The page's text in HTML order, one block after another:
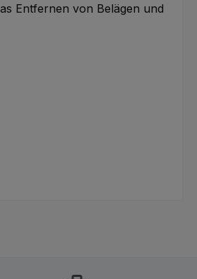
Entfernen von Belägen und